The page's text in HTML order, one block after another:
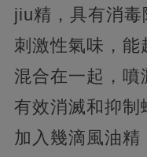
jiu精，具有消
刺激性氣味，能
混合在一起，噴
有效消滅和抑制
加入幾滴風油精